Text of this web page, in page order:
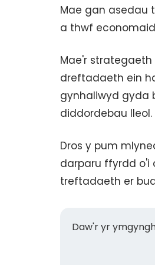
Mae gan asedau
a thwf
Mae'r
dreftadaeth ein
gynhaliwyd gyda
diddordebau lleol.
Dros y pum
darparu ffyrdd o'i
treftadaeth er
Daw'r yr